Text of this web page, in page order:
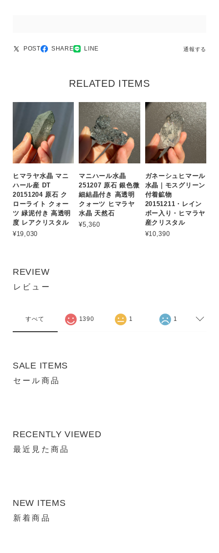
POST SHARE LINE 通報する
RELATED ITEMS
ヒマラヤ水晶 マニ
ハール産 DT
20151204 原石 ク
ローライト クォー
ツ 緑泥付き 高透明
度 レアクリスタル
¥19,030
マニハール水晶
251207 原石 銀色微
細結晶付き 高透明
クォーツ ヒマラヤ
水晶 天然石
¥5,360
ガネーシュヒマール
水晶｜モスグリーン
付着鉱物
20151211・レイン
ボー入り・ヒマラヤ
産クリスタル
¥10,390
REVIEW
レビュー
すべて 1390 1 1
SALE ITEMS
セール商品
RECENTLY VIEWED
最近見た商品
NEW ITEMS
新着商品